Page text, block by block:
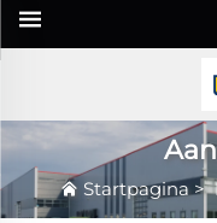
Startpagina>